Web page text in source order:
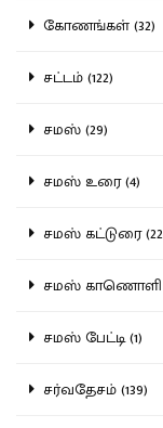
கோணங்கள் (32)
சட்டம் (122)
சமஸ் (29)
சமஸ் உரை (4)
சமஸ் கட்டுரை
சமஸ் காணொளி
சமஸ் பேட்டி (1)
சர்வதேசம் (139)